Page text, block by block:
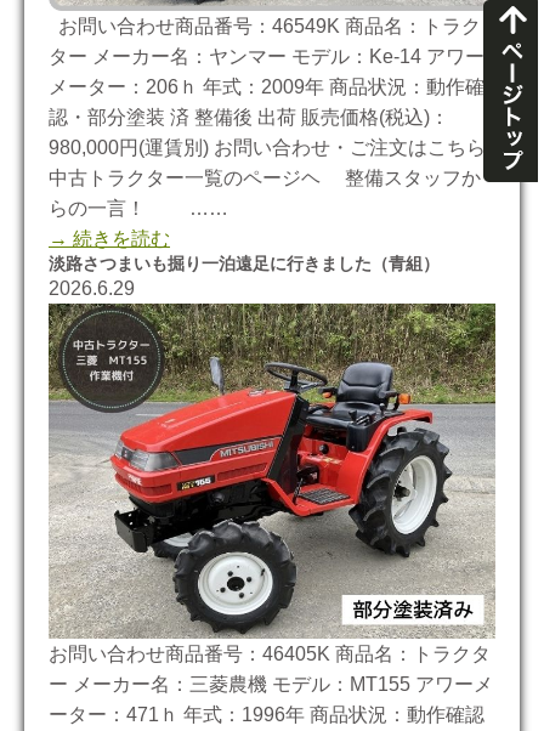
お問い合わせ商品番号：46549K 商品名：トラク
ター メーカー名：ヤンマー モデル：Ke-14 アワー
メーター：206ｈ 年式：2009年 商品状況：動作確
認・部分塗装 済 整備後 出荷 販売価格(税込)：
980,000円(運賃別) お問い合わせ・ご注文はこちら
中古トラクター一覧のページヘ 整備スタッフか
らの一言！ ……
→ 続きを読む
淡路さつまいも掘り一泊遠足に行きました（青組）
2026.6.29
お問い合わせ商品番号：46405K 商品名：トラクタ
ー メーカー名：三菱農機 モデル：MT155 アワーメ
ーター：471ｈ 年式：1996年 商品状況：動作確認